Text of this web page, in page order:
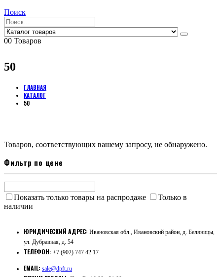
Поиск
00 Товаров
50
ГЛАВНАЯ
КАТАЛОГ
50
Товаров, соответствующих вашему запросу, не обнаружено.
Фильтр по цене
Показать только товары на распродаже
Только в
наличии
ЮРИДИЧЕСКИЙ АДРЕС: Ивановская обл., Ивановский район, д. Беляницы,
ул. Дубравная, д. 54
ТЕЛЕФОН: +7 (902) 747 42 17
EMAIL: sale@dpft.ru